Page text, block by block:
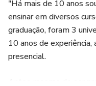
"Há mais de 10 anos
ensinar em diversos
graduação, foram 3
10 anos de
presencial.